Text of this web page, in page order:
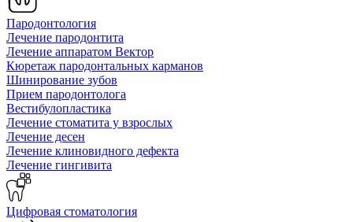
Пародонтология
Лечение пародонтита
Лечение аппаратом Вектор
Кюретаж пародонтальных карманов
Шинирование зубов
Прием пародонтолога
Вестибулопластика
Лечение стоматита у взрослых
Лечение десен
Лечение клиновидного дефекта
Лечение гингивита
Цифровая стоматология